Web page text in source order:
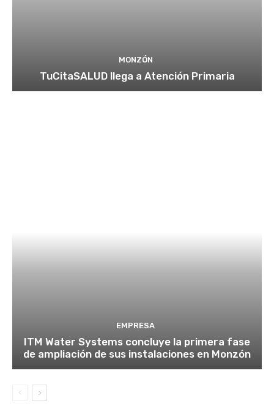
MONZÓN
TuCitaSALUD llega a Atención Primaria
EMPRESA
ITM Water Systems concluye la primera fase
de ampliación de sus instalaciones en Monzón